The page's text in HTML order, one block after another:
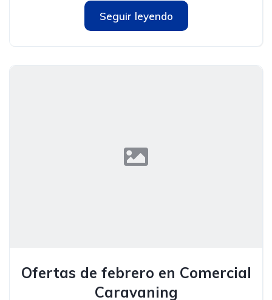
Seguir leyendo
Ofertas de febrero en Comercial
Caravaning